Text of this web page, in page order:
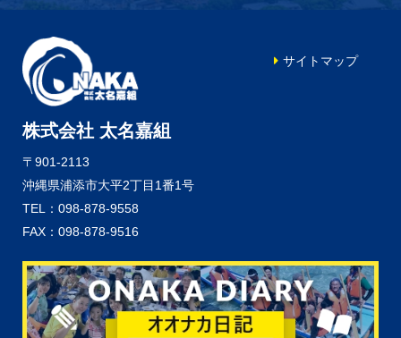
株式会社 太名嘉組
〒901-2113
沖縄県浦添市大平2丁目1番1号
TEL：098-878-9558
FAX：098-878-9516
サイトマップ